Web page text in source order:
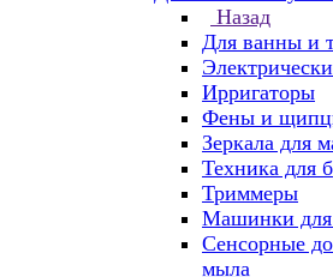
Назад
Для ванны и
Ирригаторы
Фены и
Зеркала для
Техника для
Триммеры
Машинки для
Сенсорные
мыла